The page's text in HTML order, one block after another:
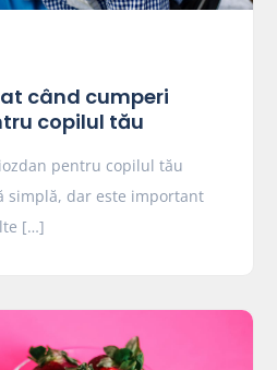
când cumperi
copilul tău
pentru copilul tău
simplă, dar este important
[…]